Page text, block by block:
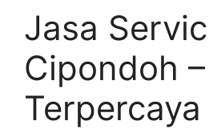
Jasa
Cipondoh
Terpercaya